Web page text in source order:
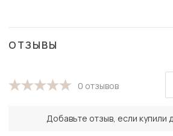
ОТЗЫВЫ
0 отзывов
Добавьте отзыв, если купили